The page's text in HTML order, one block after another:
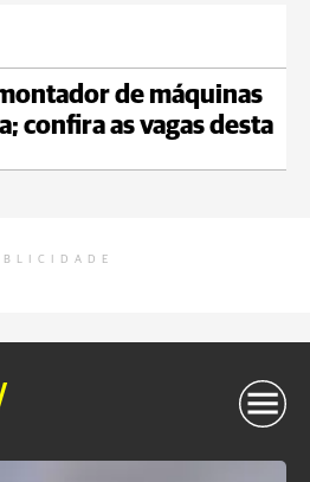
de máquinas
confira as vagas desta